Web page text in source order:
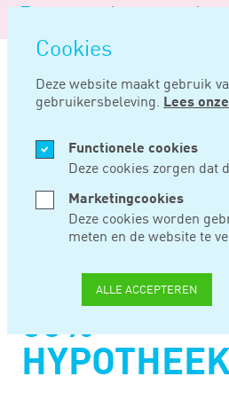
overslaan
Cookies
Deze website maakt gebruik
gebruikersbeleving. Lees
Functionele cookies
Deze cookies zorgen dat
Marketingcookies
Deze cookies worden
meten en de website te
ALLE ACCEPTEREN
Logo
Noord
Negentig
JAN 19, 2023
DOOR
50%